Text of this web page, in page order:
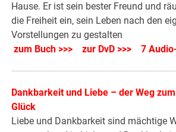
Hause. Er ist sein bester Freund und
die Freiheit ein, sein Leben nach den
Vorstellungen zu gestalten
zum Buch >>>
zur DvD >>> 7
Dankbarkeit und Liebe – der Weg
Glück
Liebe und Dankbarkeit sind mächtige